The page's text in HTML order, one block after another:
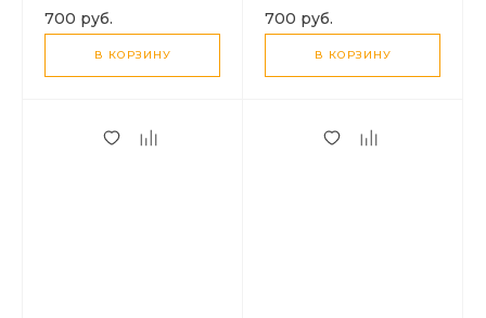
магнитный (MagSafe),
без лого, X-CASE,
бирюзовый
700 руб.
В КОРЗИНУ
магнитный (MagSafe),
без лого, X-CASE,
сиреневый
700 руб.
В КОРЗИНУ